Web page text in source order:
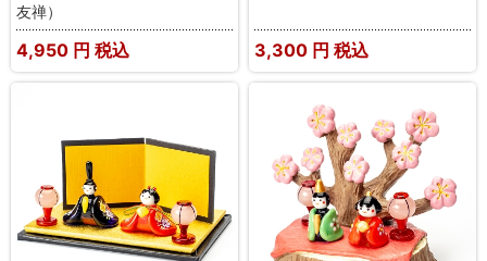
友禅）
4,950 円 税込 3,300 円 税込